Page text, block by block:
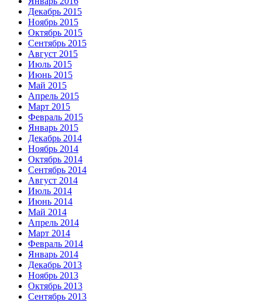
Декабрь 2015
Ноябрь 2015
Октябрь 2015
Сентябрь 2015
Август 2015
Июль 2015
Июнь 2015
Май 2015
Апрель 2015
Март 2015
Февраль 2015
Январь 2015
Декабрь 2014
Ноябрь 2014
Октябрь 2014
Сентябрь 2014
Август 2014
Июль 2014
Июнь 2014
Май 2014
Апрель 2014
Март 2014
Февраль 2014
Январь 2014
Декабрь 2013
Ноябрь 2013
Октябрь 2013
Сентябрь 2013